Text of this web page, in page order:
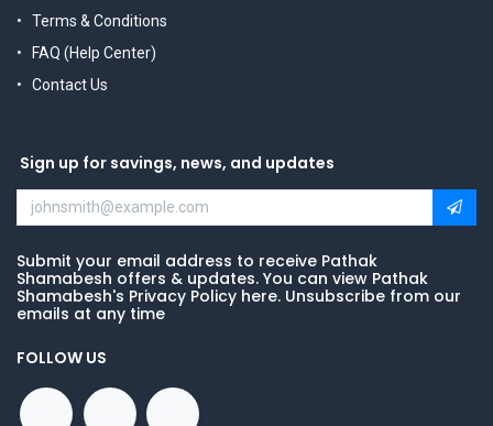
Terms & Conditions
FAQ (Help Center)
Contact Us
Sign up for savings, news, and updates
Submit your email address to receive Pathak
Shamabesh offers & updates. You can view Pathak
Shamabesh's Privacy Policy here. Unsubscribe from our
emails at any time
FOLLOW US